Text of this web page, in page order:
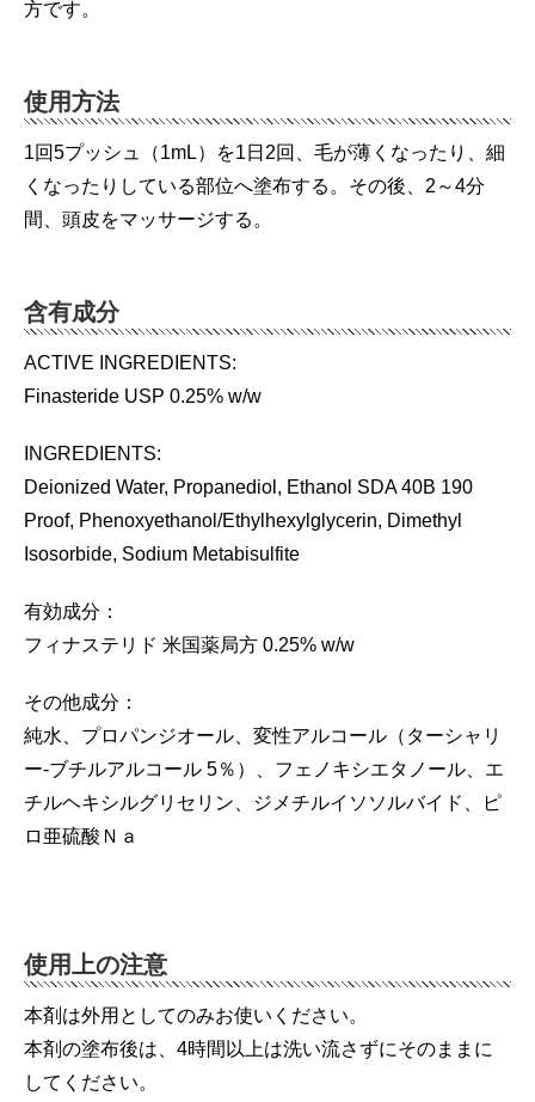
方です。
使用方法
1回5プッシュ（1mL）を1日2回、毛が薄くなったり、細
くなったりしている部位へ塗布する。その後、2～4分
間、頭皮をマッサージする。
含有成分
ACTIVE INGREDIENTS:
Finasteride USP 0.25% w/w
INGREDIENTS:
Deionized Water, Propanediol, Ethanol SDA 40B 190
Proof, Phenoxyethanol/Ethylhexylglycerin, Dimethyl
Isosorbide, Sodium Metabisulfite
有効成分：
フィナステリド 米国薬局方 0.25% w/w
その他成分：
純水、プロパンジオール、変性アルコール（ターシャリ
ー-ブチルアルコール 5％）、フェノキシエタノール、エ
チルヘキシルグリセリン、ジメチルイソソルバイド、ピ
ロ亜硫酸Ｎａ
使用上の注意
本剤は外用としてのみお使いください。
本剤の塗布後は、4時間以上は洗い流さずにそのままに
してください。